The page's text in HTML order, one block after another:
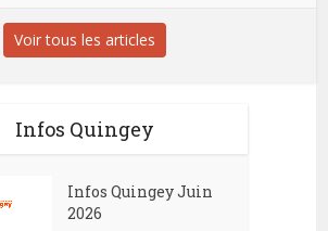
Voir tous les articles
Infos Quingey
Infos Quingey Juin
2026